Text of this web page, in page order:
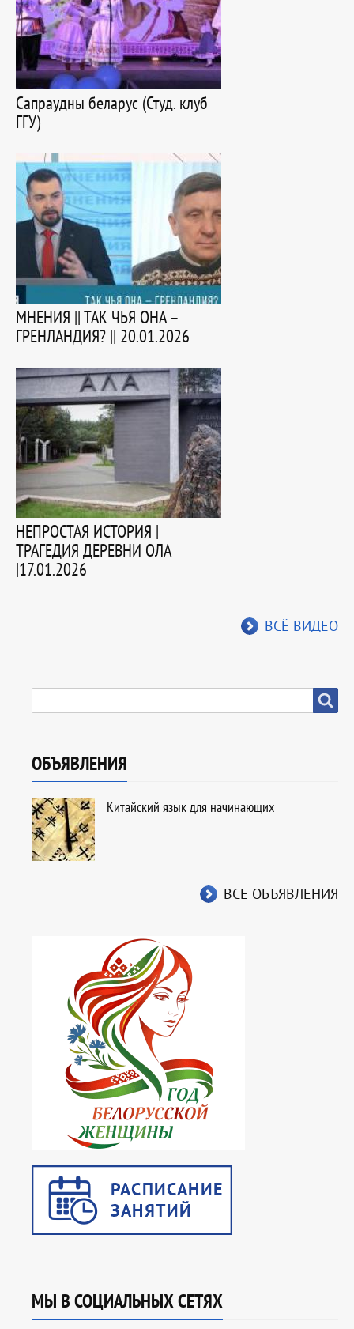
Сапраудны беларус (Студ. клуб
ГГУ)
МНЕНИЯ || ТАК ЧЬЯ ОНА –
ГРЕНЛАНДИЯ? || 20.01.2026
НЕПРОСТАЯ ИСТОРИЯ |
ТРАГЕДИЯ ДЕРЕВНИ ОЛА
|17.01.2026
ВСЁ ВИДЕО
ОБЪЯВЛЕНИЯ
Китайский язык для начинающих
ВСЕ ОБЪЯВЛЕНИЯ
МЫ В СОЦИАЛЬНЫХ СЕТЯХ